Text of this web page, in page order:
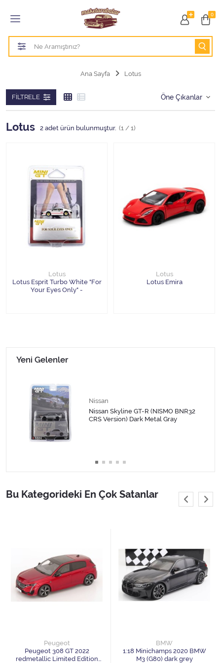
0
Tüm Kategoriler
1/18 BURAGO
1/18 HOT WHEELS
1/18 KK Scale
1/18 MAİSTO
1/18 MCG
1/18 Motormax
1/18 WERK83
1/24 Burago
1/24 Maisto
1/43 model arabalar
1/64 GreenLight
1/64 Inno Models
Ana Sayfa Lotus
FILTRELE
Lotus 2 adet ürün bulunmuştur. (1 / 1)
Lotus
Lotus Esprit Turbo White "For
Your Eyes Only" -
Lotus
Lotus Emira
Yeni Gelenler
Nissan
Nissan Skyline GT-R (NISMO BNR32
CRS Version) Dark Metal Gray
Bu Kategorideki En Çok Satanlar
Peugeot
Peugeot 308 GT 2022
redmetallic Limited Edition
BMW
1:18 Minichamps 2020 BMW
M3 (G80) dark grey